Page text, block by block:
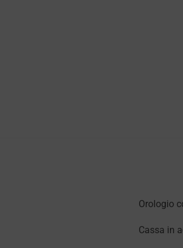
Orologio
Cassa in